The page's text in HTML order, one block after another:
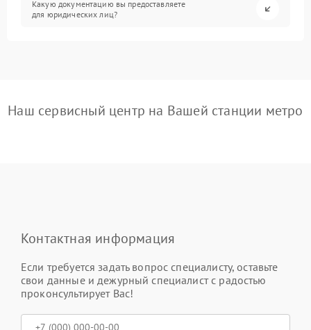
Какую документацию вы предоставляете
для юридических лиц?
Наш сервисный центр на Вашей станции метро
Контактная информация
Если требуется задать вопрос специалисту, оставьте
свои данные и дежурный специалист с радостью
проконсультирует Вас!